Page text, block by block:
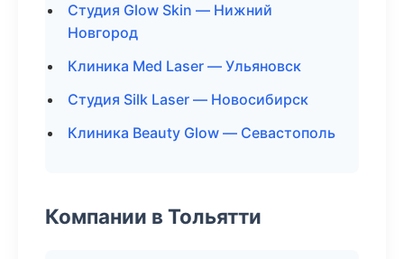
Студия Glow Skin — Нижний
Новгород
Клиника Med Laser — Ульяновск
Студия Silk Laser — Новосибирск
Клиника Beauty Glow — Севастополь
Компании в Тольятти